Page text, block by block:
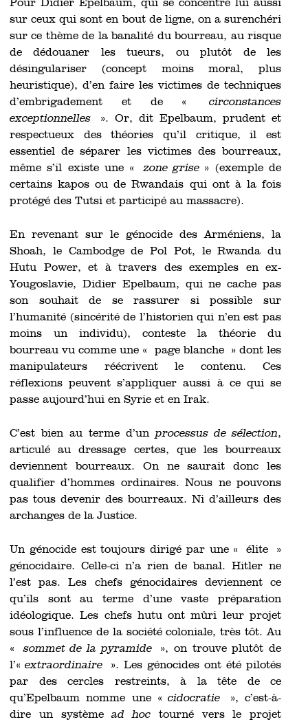
Pour Didier Epelbaum, qui se concentre lui aussi
sur ceux qui sont en bout de ligne, on a surenchéri
sur ce thème de la banalité du bourreau, au risque
de dédouaner les tueurs, ou plutôt de les
désingulariser (concept moins moral, plus
heuristique), d’en faire les victimes de techniques
d’embrigadement et de « circonstances
exceptionnelles ». Or, dit Epelbaum, prudent et
respectueux des théories qu’il critique, il est
essentiel de séparer les victimes des bourreaux,
même s’il existe une «zone grise » (exemple de
certains kapos ou de Rwandais qui ont à la fois
protégé des Tutsi et participé au massacre).
En revenant sur le génocide des Arméniens, la
Shoah, le Cambodge de Pol Pot, le Rwanda du
Hutu Power, et à travers des exemples en ex-
Yougoslavie, Didier Epelbaum, qui ne cache pas
son souhait de se rassurer si possible sur
l’humanité (sincérité de l’historien qui n’en est pas
moins un individu), conteste la théorie du
bourreau vu comme une « page blanche » dont les
manipulateurs réécrivent le contenu. Ces
réflexions peuvent s’appliquer aussi à ce qui se
passe aujourd’hui en Syrie et en Irak.
C’est bien au terme d’un processus de sélection,
articulé au dressage certes, que les bourreaux
deviennent bourreaux. On ne saurait donc les
qualifier d’hommes ordinaires. Nous ne pouvons
pas tous devenir des bourreaux. Ni d’ailleurs des
archanges de la Justice.
Un génocide est toujours dirigé par une « élite »
génocidaire. Celle-ci n’a rien de banal. Hitler ne
l’est pas. Les chefs génocidaires deviennent ce
qu’ils sont au terme d’une vaste préparation
idéologique. Les chefs hutu ont mûri leur projet
sous l’influence de la société coloniale, très tôt. Au
«sommet de la pyramide», on trouve plutôt de
l’« extraordinaire ». Les génocides ont été pilotés
par des cercles restreints, à la tête de ce
qu’Epelbaum nomme une « cidocratie », c’est-à-
dire un systèmead hoc tourné vers le projet